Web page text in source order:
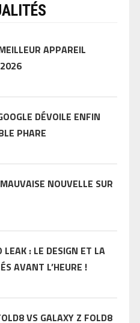
APPAREIL
DÉVOILE ENFIN
PHARE
NOUVELLE SUR
LEAK : LE DESIGN ET LA
AVANT L’HEURE !
VS GALAXY Z FOLD8